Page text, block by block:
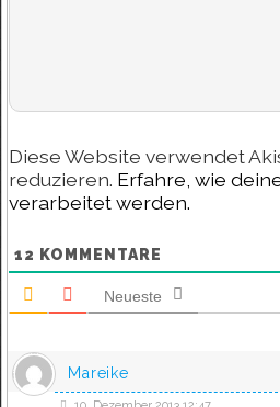
Diese Website verwendet
reduzieren. Erfahre, wie
verarbeitet werden.
12 KOMMENTARE
Neueste
Mareike